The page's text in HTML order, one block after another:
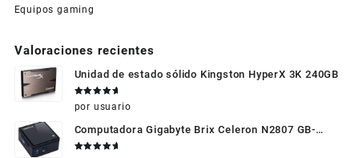
Equipos gaming
Valoraciones recientes
Unidad de estado sólido Kingston HyperX 3K 240GB
en5 de 5
por usuario
Computadora Gigabyte Brix Celeron N2807 GB-
BXBT-2807 + WIFI + RAM de 4GB + HDD 500gb +